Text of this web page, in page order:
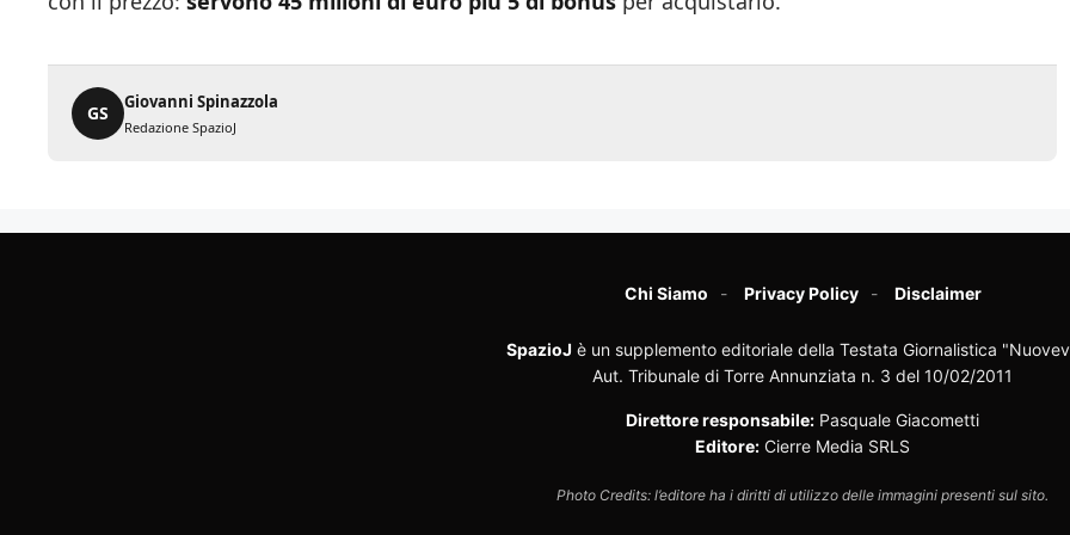
GS
Giovanni Spinazzola
Redazione SpazioJ
Chi Siamo Privacy Policy Disclaimer
SpazioJ è un supplemento editoriale della Testata Giornalistica
Aut. Tribunale di Torre Annunziata n. 3 del 10/02/2011
Direttore responsabile: Pasquale Giacometti
Editore: Cierre Media SRLS
Photo Credits: l’editore ha i diritti di utilizzo delle immagini presenti sul sito.